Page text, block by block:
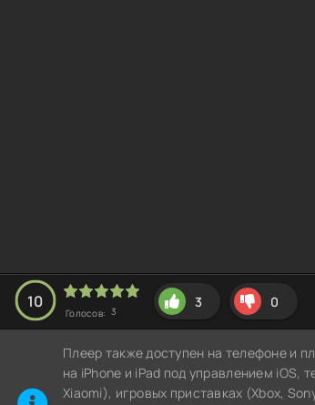
10
Голосов: 3
3 0
Плеер также доступен на телефоне и
на iPhone и iPad под управлением iOS,
Xiaomi), игровых приставках (Xbox,